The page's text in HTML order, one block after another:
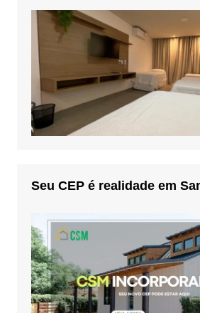
Seu CEP é realidade em